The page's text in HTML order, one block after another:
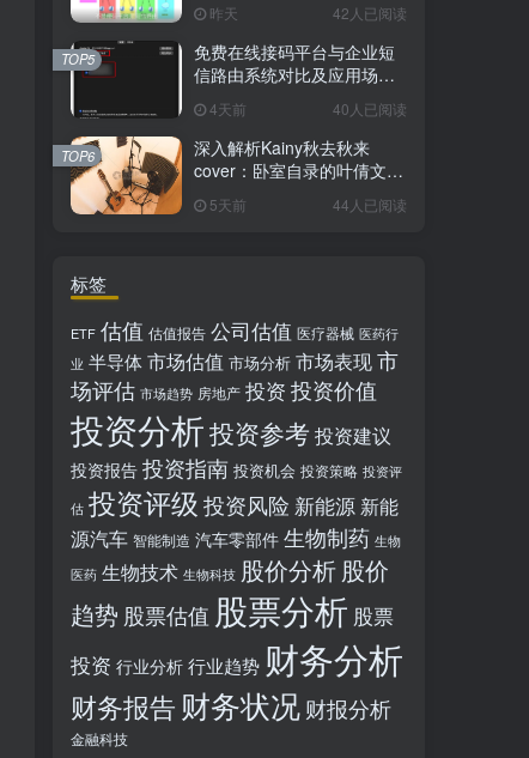
昨天 42人已阅读
免费在线接码平台与企业短
信路由系统对比及应用场景
4天前 40人已阅读
TOP5
深入解析Kainy秋去秋来
cover：卧室自录的叶倩文经
5天前 44人已阅读
TOP6
标签
ETF 估值 估值报告 公司估值 医疗器械 医药行
业 半导体市场估值 市场分析 市场表现市
场评估 市场趋势 房地产 投资 投资价值
投资分析投资参考 投资建议
投资报告 投资指南 投资机会 投资策略 投资评
估 投资评级 投资风险 新能源 新能
源汽车 智能制造 汽车零部件 生物制药 生物
医药 生物技术 生物科技 股价分析 股价
趋势 股票估值 股票分析 股票
投资 行业分析 行业趋势 财务分析
财务报告 财务状况财报分析
金融科技